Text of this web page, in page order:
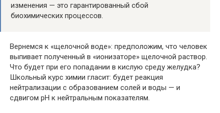
изменения — это гарантированный сбой
биохимических процессов.
Вернемся к «щелочной воде»: предположим, что человек
выпивает полученный в «ионизаторе» щелочной раствор.
Что будет при его попадании в кислую среду желудка?
Школьный курс химии гласит: будет реакция
нейтрализации с образованием солей и воды — и
сдвигом рН к нейтральным показателям.